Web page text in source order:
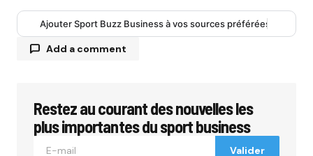
Ajouter Sport Buzz Business à vos sources préférées
Add a comment
Votre adresse e-mail ne sera pas publiée.Les
champs obligatoires sont indiqués avec*
Restez au courant des nouvelles les
plus importantes du sport business
Valider